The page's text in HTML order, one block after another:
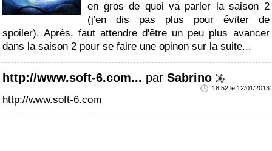
en gros de quoi va parler la saison 2
(j'en dis pas plus pour éviter de
spoiler). Après, faut attendre d'être un peu plus avancer
dans la saison 2 pour se faire une opinon sur la suite...
http://www.soft-6.com... parSabrino
18:52 le 12/01/2013
http://www.soft-6.com